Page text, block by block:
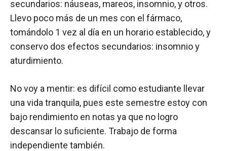
secundarios: náuseas, mareos, insomnio, y otros.
Llevo poco más de un mes con el fármaco,
tomándolo 1 vez al día en un horario establecido, y
conservo dos efectos secundarios: insomnio y
aturdimiento.
No voy a mentir: es difícil como estudiante llevar
una vida tranquila, pues este semestre estoy con
bajo rendimiento en notas ya que no logro
descansar lo suficiente. Trabajo de forma
independiente también.